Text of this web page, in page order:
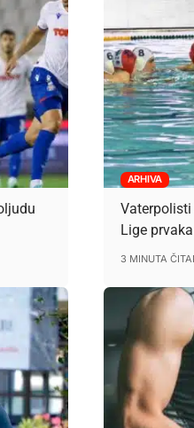
ARHIVA
Lige prvaka
3 MINUTA